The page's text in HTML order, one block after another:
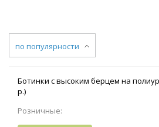
по популярности
Ботинки с высоким берцем на
р.)
Розничные: